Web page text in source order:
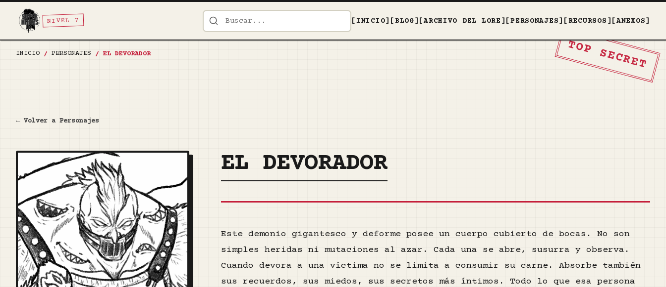
TOP SECRET
NIVEL 7 [INICIO] [BLOG] [ARCHIVO DEL LORE] [PERSONAJES] [RECURSOS] [ANEXOS]
INICIO / PERSONAJES / EL DEVORADOR
← Volver a Personajes
EL DEVORADOR
Este demonio gigantesco y deforme posee un cuerpo cubierto de bocas. No son
simples heridas ni mutaciones al azar. Cada una se abre, susurra y observa.
Cuando devora a una víctima no se limita a consumir su carne. Absorbe también
sus recuerdos, sus miedos, sus secretos más íntimos. Todo lo que esa persona